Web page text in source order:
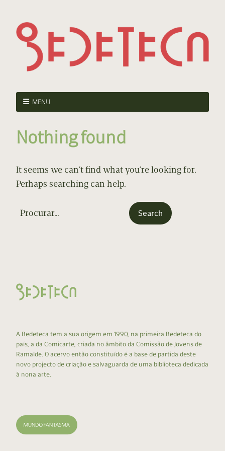
MENU
Nothing found
It seems we can’t find what you’re looking for.
Perhaps searching can help.
A Bedeteca tem a sua origem em 1990, na primeira Bedeteca do
país, a da Comicarte, criada no âmbito da Comissão de Jovens de
Ramalde. O acervo então constituído é a base de partida deste
novo projecto de criação e salvaguarda de uma biblioteca dedicada
à nona arte.